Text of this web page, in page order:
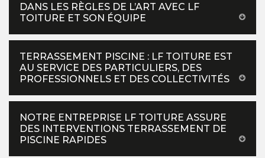
DANS LES RÈGLES DE L’ART AVEC LF
TOITURE ET SON ÉQUIPE
TERRASSEMENT PISCINE : LF TOITURE EST
AU SERVICE DES PARTICULIERS, DES
PROFESSIONNELS ET DES COLLECTIVITÉS
NOTRE ENTREPRISE LF TOITURE ASSURE
DES INTERVENTIONS TERRASSEMENT DE
PISCINE RAPIDES